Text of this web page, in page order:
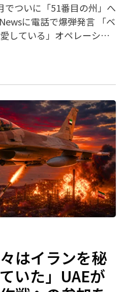
でついに「51番目の州」へ
に電話で爆弾発言 「ベ
している」オペレーショ
領がベ
はイランを秘
いた」UAEが